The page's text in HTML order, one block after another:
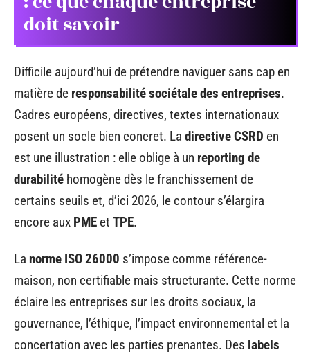
doit savoir
Difficile aujourd’hui de prétendre naviguer sans cap en
matière de responsabilité sociétale des entreprises.
Cadres européens, directives, textes internationaux
posent un socle bien concret. La directive CSRD en
est une illustration : elle oblige à un reporting de
durabilité homogène dès le franchissement de
certains seuils et, d’ici 2026, le contour s’élargira
encore aux PME et TPE.
La norme ISO 26000 s’impose comme référence-
maison, non certifiable mais structurante. Cette norme
éclaire les entreprises sur les droits sociaux, la
gouvernance, l’éthique, l’impact environnemental et la
concertation avec les parties prenantes. Des labels